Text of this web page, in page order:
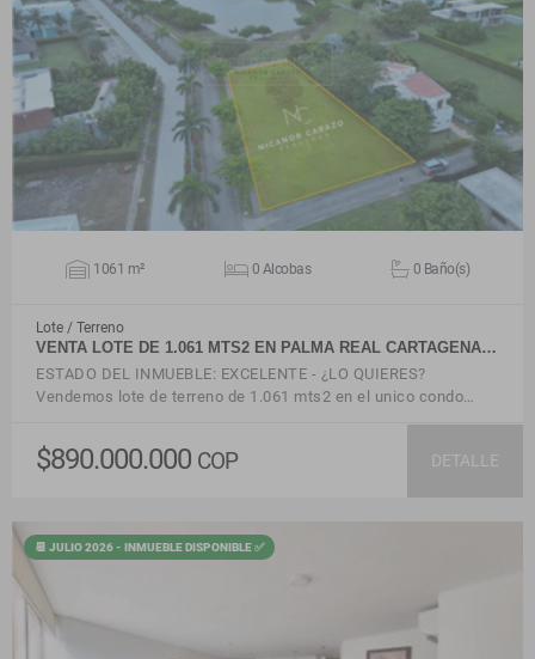
VER DETALLES
1061 m² 0 Alcobas 0 Baño(s)
Lote / Terreno
VENTA LOTE DE 1.061 MTS2 EN PALMA REAL CARTAGENA…
ESTADO DEL INMUEBLE: EXCELENTE - ¿LO QUIERES?
Vendemos lote de terreno de 1.061 mts2 en el unico condo…
$890.000.000 COP DETALLE
📆 JULIO 2026 - INMUEBLE DISPONIBLE ✅